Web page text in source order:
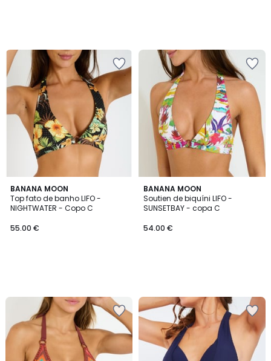
BANANA MOON
Top fato de banho LIFO -
NIGHTWATER - Copo C
55.00 €
BANANA MOON
Soutien de biquíni LIFO -
SUNSETBAY - copa C
54.00 €